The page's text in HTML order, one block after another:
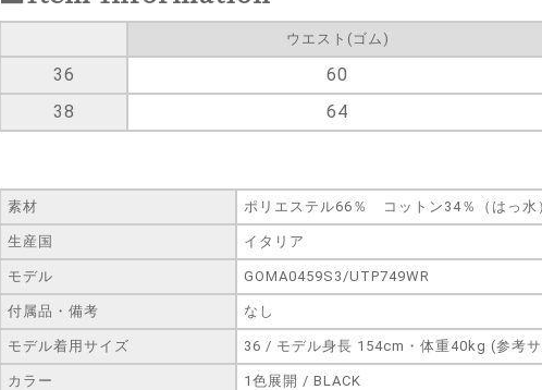
ウエスト(ゴム)
36 60
38
64
素材 ポリエステル66％ コットン34％（はっ水
生産国 イタリア
モデル GOMA0459S3/UTP749WR
付属品・備考 なし
モデル着用サイズ 36 / モデル身長 154cm・体重40kg (参考
カラー 1色展開 / BLACK